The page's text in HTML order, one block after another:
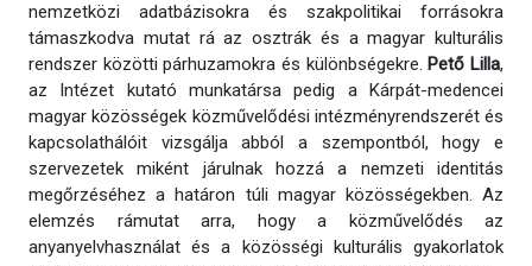
nemzetközi adatbázisokra és szakpolitikai forrásokra
támaszkodva mutat rá az osztrák és a magyar kulturális
rendszer közötti párhuzamokra és különbségekre. Pető Lilla,
az Intézet kutató munkatársa pedig a Kárpát-medencei
magyar közösségek közművelődési intézményrendszerét és
kapcsolathálóit vizsgálja abból a szempontból, hogy e
szervezetek miként járulnak hozzá a nemzeti identitás
megőrzéséhez a határon túli magyar közösségekben. Az
elemzés rámutat arra, hogy a közművelődés az
anyanyelvhasználat és a közösségi kulturális gyakorlatok